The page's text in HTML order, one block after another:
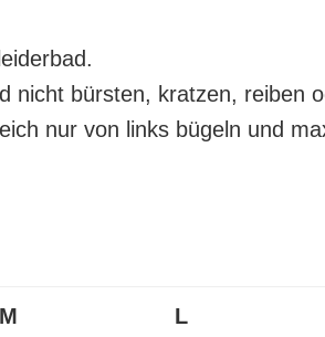
nicht bürsten, kratzen, reiben
nur von links bügeln und
M L